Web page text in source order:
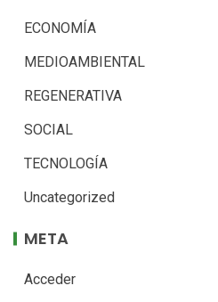
ECONOMÍA
MEDIOAMBIENTAL
REGENERATIVA
SOCIAL
TECNOLOGÍA
Uncategorized
META
Acceder